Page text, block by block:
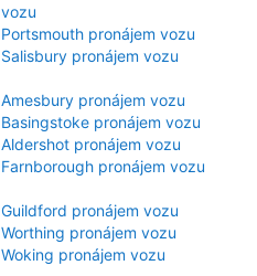
vozu
Portsmouth pronájem vozu
Salisbury pronájem vozu
Amesbury pronájem vozu
Basingstoke pronájem vozu
Aldershot pronájem vozu
Farnborough pronájem vozu
Guildford pronájem vozu
Worthing pronájem vozu
Woking pronájem vozu